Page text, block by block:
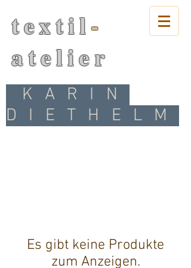
textil-
atelier
KARIN
DIETHELM
Es gibt keine Produkte
zum Anzeigen.